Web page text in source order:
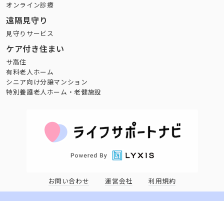
オンライン診療
遠隔見守り
見守りサービス
ケア付き住まい
サ高住
有料老人ホーム
シニア向け分譲マンション
特別養護老人ホーム・老健施設
お問い合わせ 運営会社 利用規約